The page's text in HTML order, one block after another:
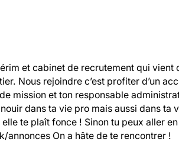
et cabinet de recrutement qui vient
Nous rejoindre c’est profiter d’un
mission et ton responsable
dans ta vie pro mais aussi dans ta
te plaît fonce ! Sinon tu peux aller
On a hâte de te rencontrer !